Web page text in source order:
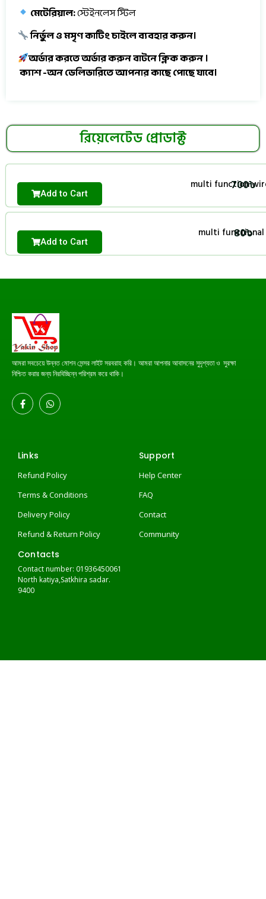
মেটেরিয়াল:স্টেইনলেস স্টিল
নির্ভুলওমসৃণকাটিংচাইলে ব্যবহার করুন।
অর্ডার করতে অর্ডার করুন বাটনে ক্লিক করুন ।
ক্যাশ -অন ডেলিভারিতে আপনার কাছে পোছে যাবে।
রিয়েলেটেড প্রোডাক্ট
multi function
700৳
Add to Cart
multi 80৳
Add to Cart
আমরা সবচেয়ে উন্নত মোশন সেন্সর লাইট সরবরাহ করি। আমরা আপনার আবাসনের সুদৃশ্যতা ও সুরক্ষা
নিশ্চিত করার জন্য নিরবিচ্ছিন্ন পরিশ্রম করে থাকি।
Links
Refund Policy
Terms & Conditions
Delivery Policy
Refund & Return Policy
Support
Help Center
FAQ
Contact
Community
Contacts
Contact number: 01936450061
North katiya,Satkhira sadar.
9400